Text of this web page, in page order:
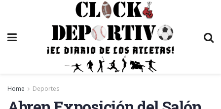
Home Deportes